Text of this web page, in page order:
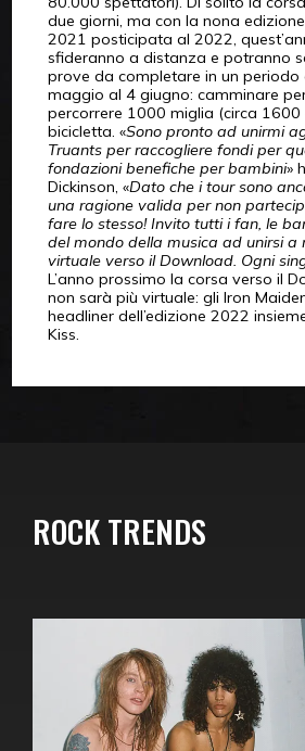
due giorni, ma con la nona
2021 posticipata al 2022,
sfideranno a distanza e potranno
prove da completare in un
maggio al 4 giugno: camminare
percorrere 1000 miglia (circa 1600
bicicletta. «Sono pronto ad unirmi
Truants per raccogliere fondi per
fondazioni benefiche per bambini»
Dickinson, «Dato che i tour sono
una ragione valida per non
fare lo stesso! Invito tutti i fan, le
del mondo della musica ad unirsi a
virtuale verso il Download. Ogni
L’anno prossimo la corsa verso il
non sarà più virtuale: gli Iron
headliner dell’edizione 2022
Kiss.
ROCK TRENDS